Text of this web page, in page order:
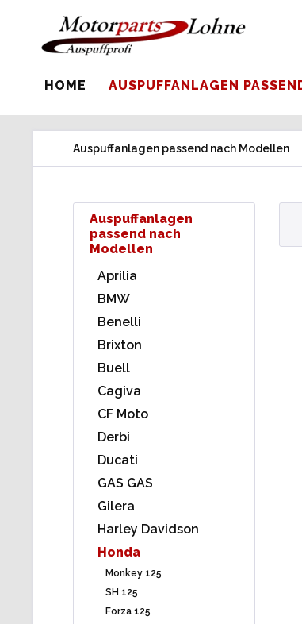
HOME AUSPUFFANLAGEN
Auspuffanlagen passend nach Modellen
Auspuffanlagen
passend nach
Modellen
Aprilia
BMW
Benelli
Brixton
Buell
Cagiva
CF Moto
Derbi
Ducati
GAS GAS
Gilera
Harley Davidson
Honda
Monkey 125
SH 125
Forza 125